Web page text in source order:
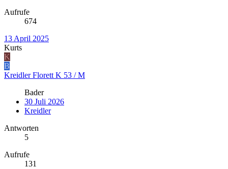
Aufrufe
674
13 April 2025
Kurts
K
B
Kreidler Florett K 53 / M
Bader
30 Juli 2026
Kreidler
Antworten
5
Aufrufe
131